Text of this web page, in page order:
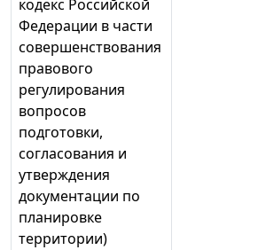
кодекс Российской
Федерации в части
совершенствования
правового
регулирования
вопросов
подготовки,
согласования и
утверждения
документации по
планировке
территории)